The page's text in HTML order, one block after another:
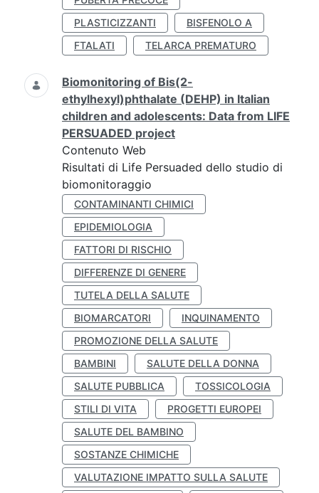
PLASTICIZZANTI
BISFENOLO A
FTALATI
TELARCA PREMATURO
Biomonitoring of Bis(2-
ethylhexyl)phthalate (DEHP) in Italian
children and adolescents: Data from LIFE
PERSUADED project
Contenuto Web
Risultati di Life Persuaded dello studio di
biomonitoraggio
CONTAMINANTI CHIMICI
EPIDEMIOLOGIA
FATTORI DI RISCHIO
DIFFERENZE DI GENERE
TUTELA DELLA SALUTE
BIOMARCATORI
INQUINAMENTO
PROMOZIONE DELLA SALUTE
BAMBINI
SALUTE DELLA DONNA
SALUTE PUBBLICA
TOSSICOLOGIA
STILI DI VITA
PROGETTI EUROPEI
SALUTE DEL BAMBINO
SOSTANZE CHIMICHE
VALUTAZIONE IMPATTO SULLA SALUTE